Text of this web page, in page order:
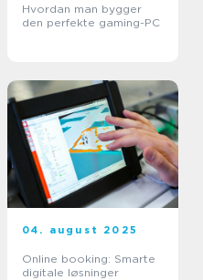
Hvordan man bygger
den perfekte gaming-PC
04. august 2025
Online booking: Smarte
digitale løsninger